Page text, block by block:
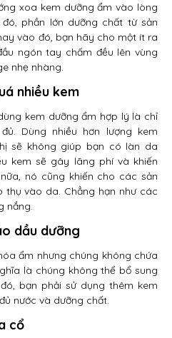
xoa kem dưỡng ẩm vào lòng
phần lớn dưỡng chất từ sản
vào đó, bạn hãy cho một ít ra
ngón tay chấm đều lên vùng
nhẹ nhàng.
nhiều kem
kem dưỡng ẩm hợp lý là chỉ
Dùng nhiều hơn lượng kem
sẽ không giúp bạn có làn da
kem sẽ gây lãng phí và khiến
nó cũng khiến cho các sản
thụ vào da. Chẳng hạn như các
nắng.
dầu dưỡng
ẩm nhưng chúng không chứa
là chúng không thể bổ sung
bạn phải sử dụng thêm kem
nước và dưỡng chất.
cổ